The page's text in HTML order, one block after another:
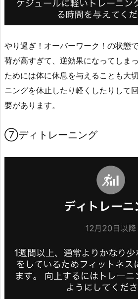
やり過ぎ！オーバーワーク！の状態
荷が高すぎて、逆効果になってしま
ためには体に休息を与えることも大
ニングを休止したり軽くしたりして
要があります。
⑦ディトレーニング